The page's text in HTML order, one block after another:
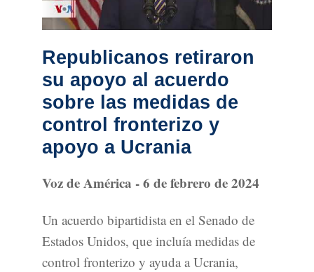
Republicanos retiraron
su apoyo al acuerdo
sobre las medidas de
control fronterizo y
apoyo a Ucrania
Voz de América - 6 de febrero de 2024
Un acuerdo bipartidista en el Senado de
Estados Unidos, que incluía medidas de
control fronterizo y ayuda a Ucrania,